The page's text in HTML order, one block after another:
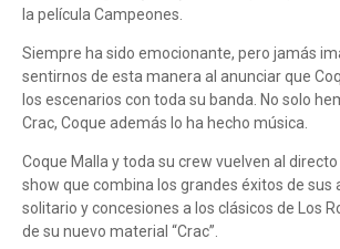
la película Campeones.
Siempre ha sido emocionante, pero jamás
sentirnos de esta manera al anunciar que
los escenarios con toda su banda. No solo
Crac, Coque además lo ha hecho música.
Coque Malla y toda su crew vuelven al
show que combina los grandes éxitos de sus
solitario y concesiones a los clásicos de Los
de su nuevo material “Crac”.